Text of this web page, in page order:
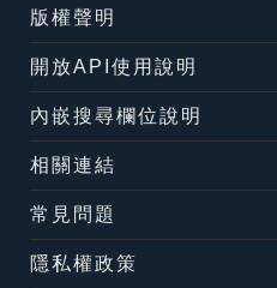
版權聲明
開放API使用說明
內嵌搜尋欄位說明
相關連結
常見問題
隱私權政策